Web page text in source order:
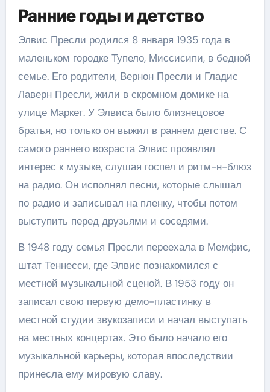
Ранние годы и детство
Элвис Пресли родился 8 января 1935 года в
маленьком городке Тупело, Миссисипи, в бедной
семье. Его родители, Вернон Пресли и Гладис
Лаверн Пресли, жили в скромном домике на
улице Маркет. У Элвиса было близнецовое
братья, но только он выжил в раннем детстве. С
самого раннего возраста Элвис проявлял
интерес к музыке, слушая госпел и ритм-н-блюз
на радио. Он исполнял песни, которые слышал
по радио и записывал на пленку, чтобы потом
выступить перед друзьями и соседями.
В 1948 году семья Пресли переехала в Мемфис,
штат Теннесси, где Элвис познакомился с
местной музыкальной сценой. В 1953 году он
записал свою первую демо-пластинку в
местной студии звукозаписи и начал выступать
на местных концертах. Это было начало его
музыкальной карьеры, которая впоследствии
принесла ему мировую славу.